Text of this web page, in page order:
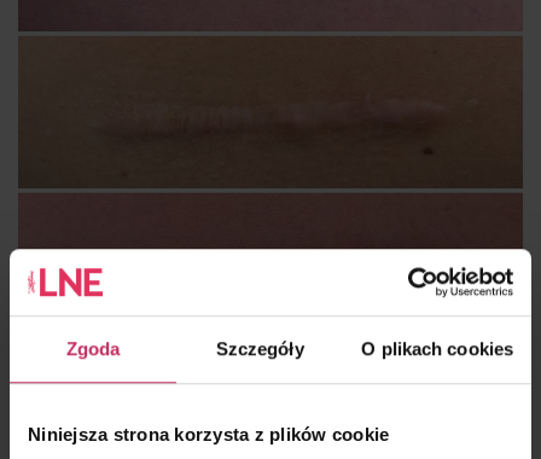
Zgoda Szczegóły O plikach cookies
Niniejsza strona korzysta z plików cookie
zabiegach mikropunktury połączonej z terapią manualną i